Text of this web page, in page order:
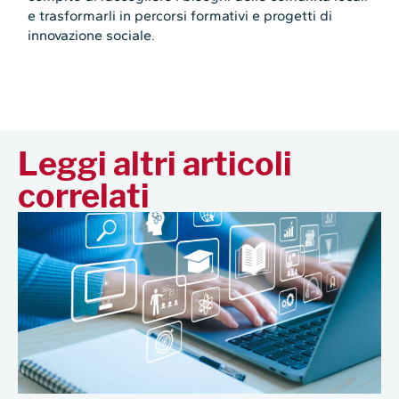
e trasformarli in percorsi formativi e progetti di
innovazione sociale.
Leggi altri articoli
correlati